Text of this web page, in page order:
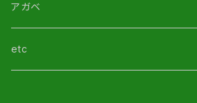
アガベ
etc